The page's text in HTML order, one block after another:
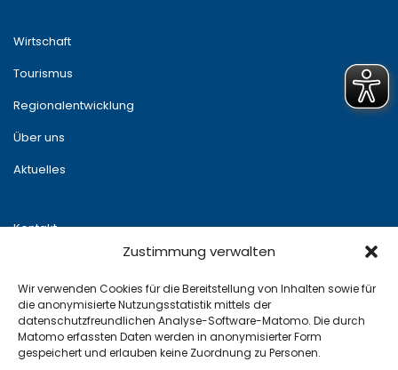
Zustimmung verwalten
Wir verwenden Cookies für die Bereitstellung von Inhalten sowie für
die anonymisierte Nutzungsstatistik mittels der
datenschutzfreundlichen Analyse-Software-Matomo. Die durch
Matomo erfassten Daten werden in anonymisierter Form
gespeichert und erlauben keine Zuordnung zu Personen.
Wirtschaft
Tourismus
Regionalentwicklung
Über uns
Aktuelles
Kontakt
Impressum
Datenschutz